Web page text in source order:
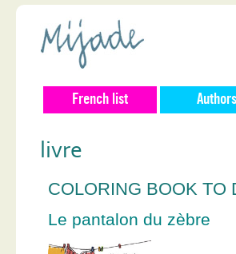
French list Authors
livre
COLORING BOOK TO
Le pantalon du zèbre